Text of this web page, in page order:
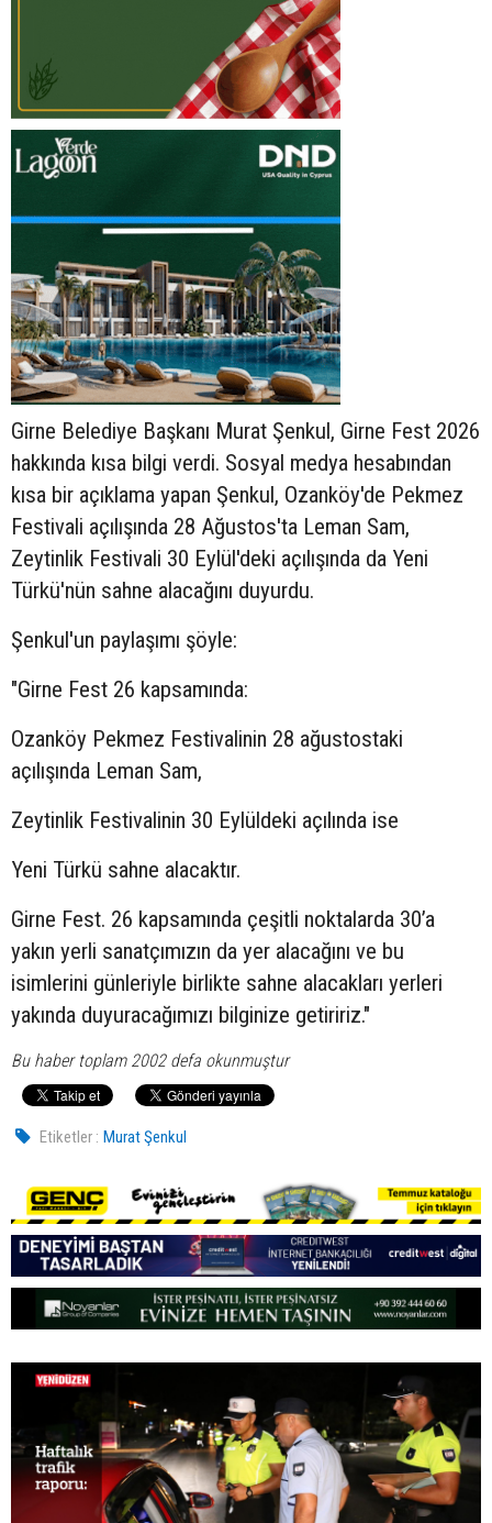
Girne Belediye Başkanı Murat Şenkul, Girne Fest 2026
hakkında kısa bilgi verdi. Sosyal medya hesabından
kısa bir açıklama yapan Şenkul, Ozanköy'de Pekmez
Festivali açılışında 28 Ağustos'ta Leman Sam,
Zeytinlik Festivali 30 Eylül'deki açılışında da Yeni
Türkü'nün sahne alacağını duyurdu.
Şenkul'un paylaşımı şöyle:
"Girne Fest 26 kapsamında:
Ozanköy Pekmez Festivalinin 28 ağustostaki
açılışında Leman Sam,
Zeytinlik Festivalinin 30 Eylüldeki açılında ise
Yeni Türkü sahne alacaktır.
Girne Fest. 26 kapsamında çeşitli noktalarda 30’a
yakın yerli sanatçımızın da yer alacağını ve bu
isimlerini günleriyle birlikte sahne alacakları yerleri
yakında duyuracağımızı bilginize getiririz."
Bu haber toplam 2002 defa okunmuştur
Etiketler : Murat Şenkul